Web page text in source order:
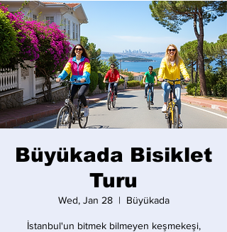
Büyükada Bisiklet
Turu
Wed, Jan 28
  |
Büyükada
İstanbul'un bitmek bilmeyen keşmekeşi,